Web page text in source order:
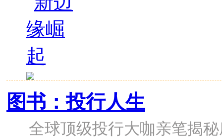
图书：投行人生
全球顶级投行大咖亲笔揭